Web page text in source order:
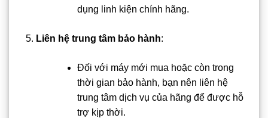
dụng linh kiện chính hãng.
Liên hệ trung tâm bảo hành:
Đối với máy mới mua hoặc còn trong
thời gian bảo hành, bạn nên liên hệ
trung tâm dịch vụ của hãng để được hỗ
trợ kịp thời.